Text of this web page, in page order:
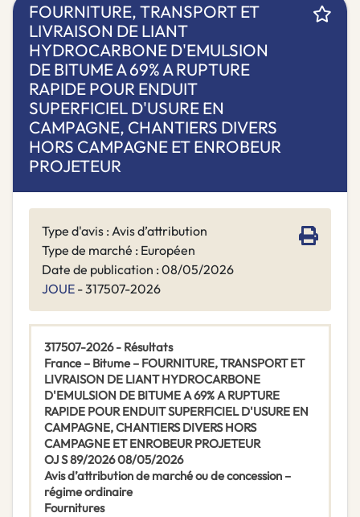
FOURNITURE, TRANSPORT ET
LIVRAISON DE LIANT
HYDROCARBONE D'EMULSION
DE BITUME A 69% A RUPTURE
RAPIDE POUR ENDUIT
SUPERFICIEL D'USURE EN
CAMPAGNE, CHANTIERS DIVERS
HORS CAMPAGNE ET ENROBEUR
PROJETEUR
Type d'avis : Avis d’attribution
Type de marché : Européen
Date de publication : 08/05/2026
JOUE - 317507-2026
317507-2026 - Résultats
France – Bitume – FOURNITURE, TRANSPORT ET
LIVRAISON DE LIANT HYDROCARBONE
D'EMULSION DE BITUME A 69% A RUPTURE
RAPIDE POUR ENDUIT SUPERFICIEL D'USURE EN
CAMPAGNE, CHANTIERS DIVERS HORS
CAMPAGNE ET ENROBEUR PROJETEUR
OJ S 89/2026 08/05/2026
Avis d’attribution de marché ou de concession –
régime ordinaire
Fournitures